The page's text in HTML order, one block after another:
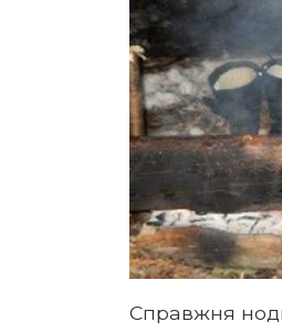
Справжня